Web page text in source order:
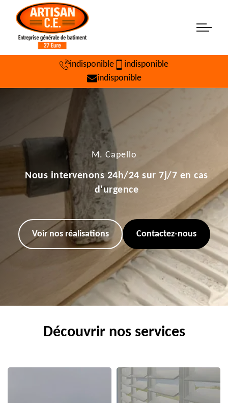
indisponible
indisponible
indisponible
M. Capello
Nous intervenons 24h/24 sur 7j/7 en cas
d'urgence
Voir nos réalisations Contactez-nous
Découvrir nos services